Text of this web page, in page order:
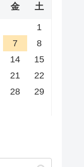
金 土
1
7
8
14
15
21
22
28
29